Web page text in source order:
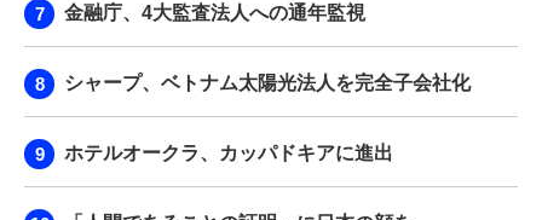
金融庁、4大監査法人への通年監視
シャープ、ベトナム太陽光法人を完全子会社化
ホテルオークラ、カッパドキアに進出